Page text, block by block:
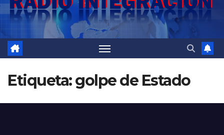
Etiqueta:golpe de Estado